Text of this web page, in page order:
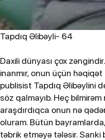
Tapdıq Əlibəyli- 64
Daxili dünyası çox
inanmır, onun üçün
publisist Tapdıq Əlibəylini
söz qalmayıb. Heç
araşdırdıqca onun nə
oluram. Bütün
təbrik etməyə tələsir. Sanki